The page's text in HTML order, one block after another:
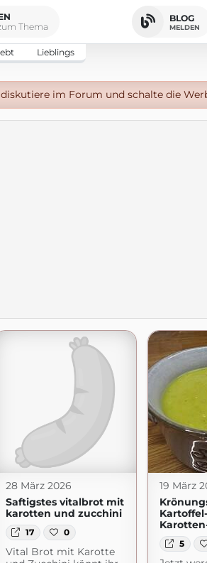
Thema
BLOG
MELDEN
Lieblings
im Forum und schalte die
28 März 2026
Saftigstes vitalbrot mit
karotten und zucchini
17 0
Vital Brot mit Karotte
19 März
5